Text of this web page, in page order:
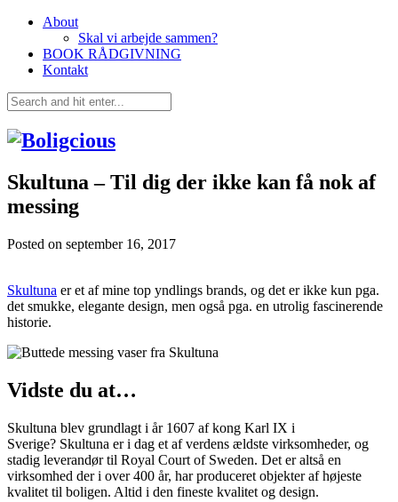
About
Skal vi arbejde sammen?
BOOK RÅDGIVNING
Kontakt
Skultuna – Til dig der ikke kan få nok af
messing
Posted on september 16, 2017
Skultuna er et af mine top yndlings brands, og det er ikke kun pga.
det smukke, elegante design, men også pga. en utrolig fascinerende
historie.
Vidste du at…
Skultuna blev grundlagt i år 1607 af kong Karl IX i
Sverige? Skultuna er i dag et af verdens ældste virksomheder, og
stadig leverandør til Royal Court of Sweden. Det er altså en
virksomhed der i over 400 år, har produceret objekter af højeste
kvalitet til boligen. Altid i den fineste kvalitet og design.